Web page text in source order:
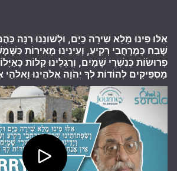
אִלּוּ פִינוּ מָלֵא שִׁירָה כַּיָּם, וּלְשׁוֹנֵנוּ רִנָּה
שֶׁבַח כְּמֶרְחֲבֵי רָקִיעַ, וְעֵינֵינוּ מְאִירוֹת כַּשֶּׁמֶשׁ
פְרוּשׂוֹת כְּנִשְׁרֵי שָׁמָיִם, וְרַגְלֵינוּ קַלּוֹת
מַסְפִּיקִים לְהוֹדוֹת לְךָ יְהֹוָה אֱלֹהֵינוּ וֵאלֹהֵי